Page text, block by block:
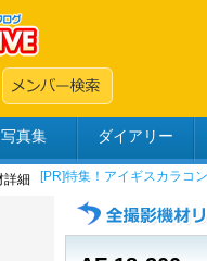
写真集 ダイアリー
詳細